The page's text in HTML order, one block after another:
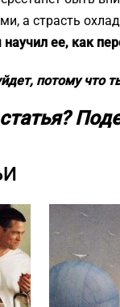
а страсть
ее, как
потому что